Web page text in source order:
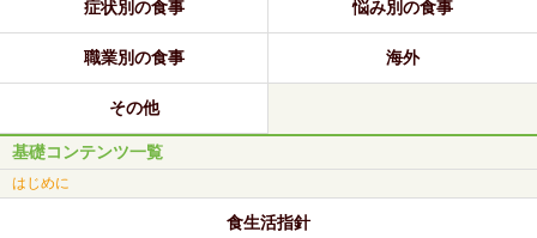
症状別の食事 悩み別の食事
職業別の食事 海外
その他
基礎コンテンツ一覧
はじめに
食生活指針